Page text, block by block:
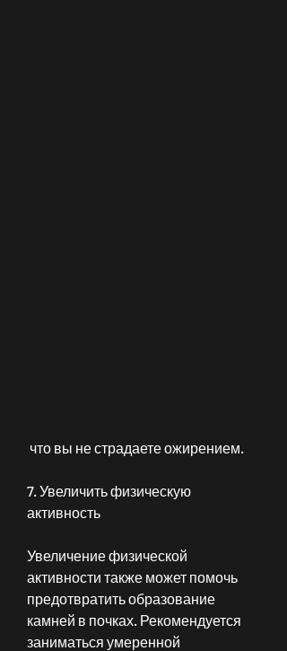
что вы не страдаете ожирением.
7. Увеличить физическую
активность
Увеличение физической
активности также может помочь
предотвратить образование
камней в почках. Рекомендуется
заниматься умеренной